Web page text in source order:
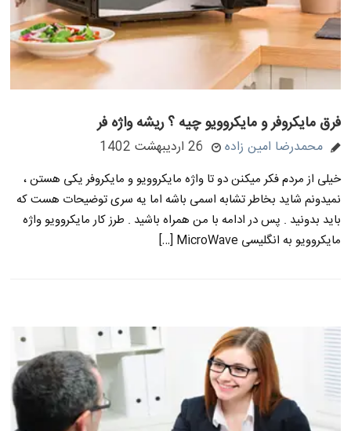
فرق مایکروفر و مایکروویو چیه ؟ ریشه واژه فر
محمدرضا امین زاده 26 اردیبهشت 1402
خیلی از مردم فکر میکنن دو تا واژه مایکروویو و مایکروفر یکی هستن ،
نمیدونم شاید بخاطر تشابه اسمی باشه اما یه سری توضیحات هست که
باید بدونید . پس در ادامه با من همراه باشید . طرز کار مایکروویو واژه
مایکروویو به انگلیسی MicroWave […]